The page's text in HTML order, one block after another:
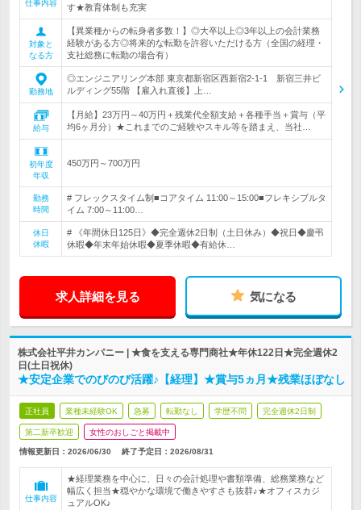
仕事内容
す★教育体制も充実
対象と
なる方
【異業種からの転身者多数！】◎大卒以上◎3年以上の会計業務
経験がある方◎将来的な転勤を許容いただける方（全国の経理・
支社総務に転勤の場合有）
勤務地
◎エンジニアリング本部 東京都新宿区西新宿2-1-1 新宿三井ビ
ルディング55階 【雇入れ直後】上…
給与
【月給】23万円～40万円＋残業代全額支給＋各種手当＋賞与（平
均6ヶ月分）★これまでのご経験やスキル等を踏まえ、当社…
初年度
年収
450万円～700万円
勤務
時間
# フレックスタイム制■コアタイム 11:00～15:00■フレキシブルタ
イム 7:00～11:00…
休日
休暇
# 《年間休日125日》◆完全週休2日制（土日休み）◆祝日◆慶弔
休暇◆年末年始休暇◆夏季休暇◆有給休…
求人詳細を見る 気になる
株式会社平井カンパニー | ★食を支える専門商社★年休122日★完全週休2
日(土日祝休)
★安定企業でのびのび活躍♪【経理】★賞与5ヵ月★残業ほぼなし
正社員 業種未経験OK 急募 転勤なし 学歴不問 完全週休2日制
第二新卒歓迎 女性のおしごと掲載中
情報更新日：2026/06/30 終了予定日： 2026/08/31
仕事内容
★経理業務を中心に、日々の会計処理や書類準備、総務業務など
幅広く担当★穏やかな環境で働きやすさも抜群♪★オフィスカジ
ュアルOK♪